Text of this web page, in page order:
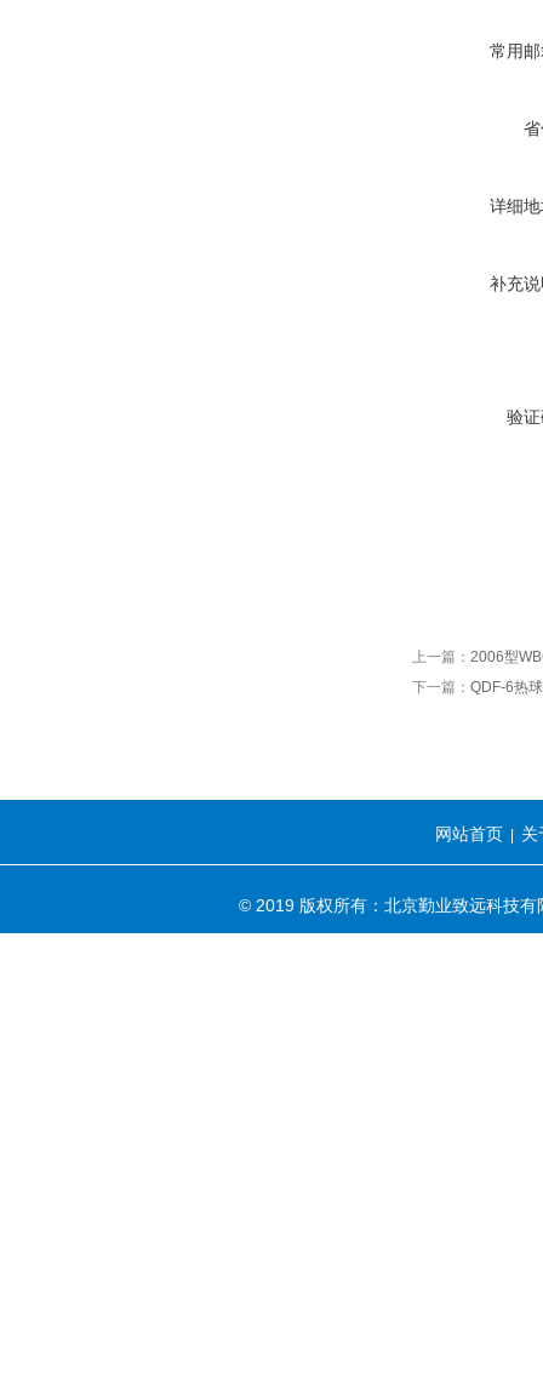
常用
详细
补充
验
上一篇： 2006型
下一篇： QDF-6热
网站首页 关
© 2019 版权所有：北京勤业致远科技